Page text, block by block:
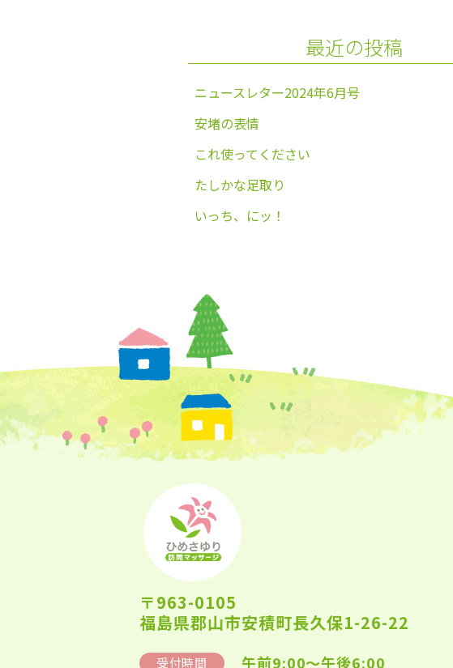
k 最近の投稿
ニュースレター2024年6月号
安堵の表情
これ使ってください
たしかな足取り
いっち、にッ！
〒963-0105
福島県郡山市安積町長久保1-26-22
受付時間 午前9:00～午後6:00